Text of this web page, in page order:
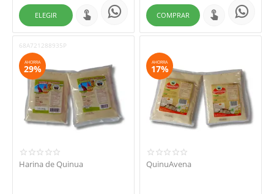
ELEGIR COMPRAR
68A721288935P
AHORRA
29%
Harina de Quinua
AHORRA
17%
QuinuAvena